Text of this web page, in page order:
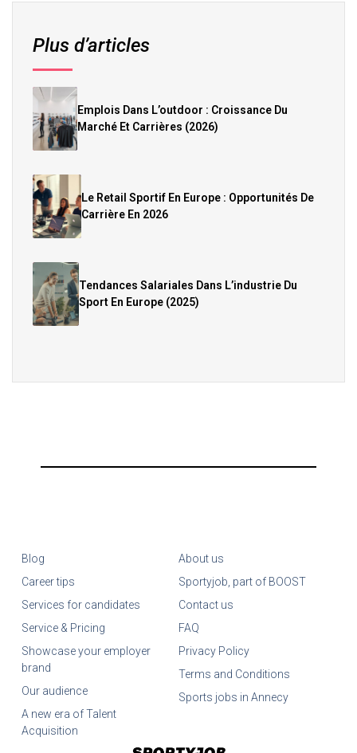
Plus d’articles
Emplois Dans L’outdoor : Croissance Du
Marché Et Carrières (2026)
Le Retail Sportif En Europe : Opportunités De
Carrière En 2026
Tendances Salariales Dans L’industrie Du
Sport En Europe (2025)
Blog
Career tips
Services for candidates
Service & Pricing
Showcase your employer
brand
Our audience
A new era of Talent
Acquisition
About us
Sportyjob, part of BOOST
Contact us
FAQ
Privacy Policy
Terms and Conditions
Sports jobs in Annecy